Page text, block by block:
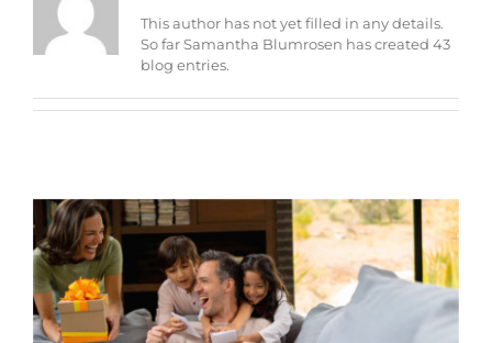
This author has not yet filled in any details.
So far Samantha Blumrosen has created 43
blog entries.